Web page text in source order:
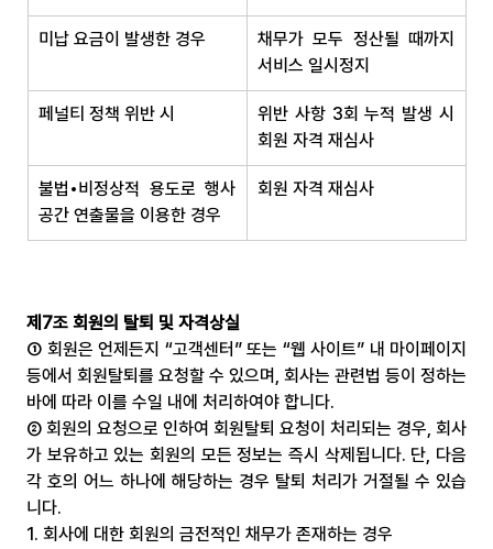
미납 요금이 발생한 경우
채무가 모두 정산될 때까지
서비스 일시정지
페널티 정책 위반 시
위반 사항 3회 누적 발생 시
회원 자격 재심사
불법•비정상적 용도로 행사
공간 연출물을 이용한 경우
회원 자격 재심사
제7조 회원의 탈퇴 및 자격상실
① 회원은 언제든지 “고객센터” 또는 “웹 사이트” 내 마이페이지
등에서 회원탈퇴를 요청할 수 있으며, 회사는 관련법 등이 정하는
바에 따라 이를 수일 내에 처리하여야 합니다.
② 회원의 요청으로 인하여 회원탈퇴 요청이 처리되는 경우, 회사
가 보유하고 있는 회원의 모든 정보는 즉시 삭제됩니다. 단, 다음
각 호의 어느 하나에 해당하는 경우 탈퇴 처리가 거절될 수 있습
니다.
1. 회사에 대한 회원의 금전적인 채무가 존재하는 경우